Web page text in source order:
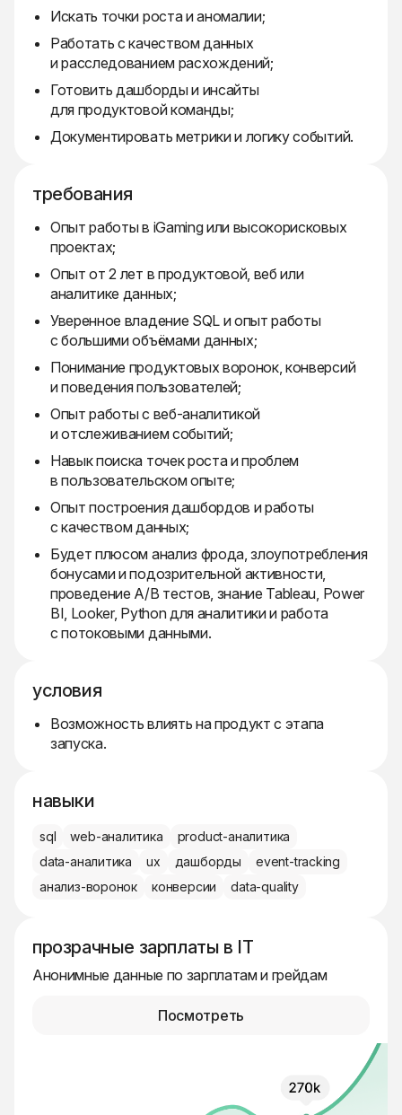
Искать точки роста и аномалии;
Работать с качеством данных
и расследованием расхождений;
Готовить дашборды и инсайты
для продуктовой команды;
Документировать метрики и логику событий.
требования
Опыт работы в iGaming или высокорисковых
проектах;
Опыт от 2 лет в продуктовой, веб или
аналитике данных;
Уверенное владение SQL и опыт работы
с большими объёмами данных;
Понимание продуктовых воронок, конверсий
и поведения пользователей;
Опыт работы с веб-аналитикой
и отслеживанием событий;
Навык поиска точек роста и проблем
в пользовательском опыте;
Опыт построения дашбордов и работы
с качеством данных;
Будет плюсом анализ фрода, злоупотребления
бонусами и подозрительной активности,
проведение A/B тестов, знание Tableau, Power
BI, Looker, Python для аналитики и работа
с потоковыми данными.
условия
Возможность влиять на продукт с этапа
запуска.
навыки
sql web-аналитика
product-аналитика
data-аналитика
ux дашборды
event-tracking
анализ-воронок
конверсии data-quality
прозрачные зарплаты в IT
Анонимные данные по зарплатам и грейдам
Посмотреть